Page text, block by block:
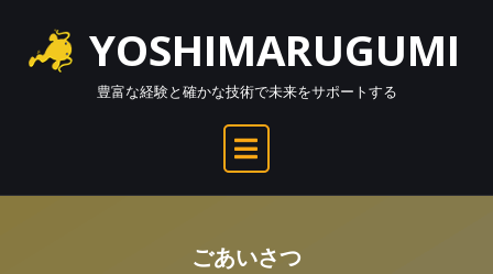
content
YOSHIMARUGUMI
豊富な経験と確かな技術で未来をサポートする
ごあいさつ